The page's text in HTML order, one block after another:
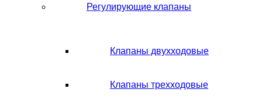
Регулирующие клапаны
Клапаны двухходовые
Клапаны трехходовые